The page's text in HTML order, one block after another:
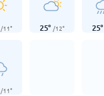
/11° 25° /12° 25°
/11°